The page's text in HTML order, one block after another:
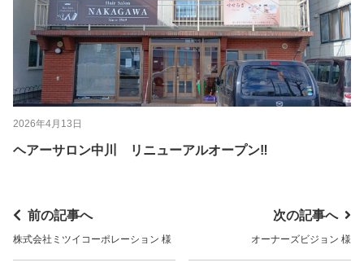
2026年4月13日
ヘアーサロン中川 リニューアルオープン‼
前の記事へ
株式会社ミツイコーポレーション 様
次の記事へ
オーナーズビジョン 様